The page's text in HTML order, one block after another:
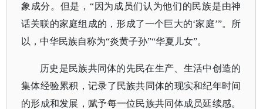
象成分。但是，“因为成员们认为他们的民族是由神
话关联的家庭组成的，形成了一个巨大的‘家庭’”。所
以，中华民族自称为“炎黄子孙”“华夏儿女”。
历史是民族共同体的先民在生产、生活中创造的
集体经验累积，记录了民族共同体的现实和纪年时间
的形成和发展，赋予每一位民族共同体成员延续感。